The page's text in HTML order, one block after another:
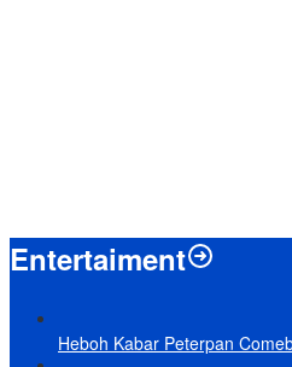
Entertaiment
Heboh Kabar Peterpan